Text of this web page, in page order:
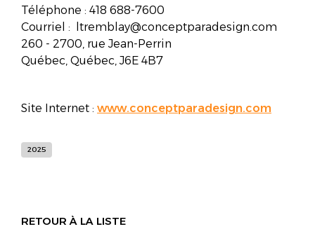
Téléphone : 418 688-7600
Courriel : ltremblay@conceptparadesign.com
260 - 2700, rue Jean-Perrin
Québec, Québec, J6E 4B7
Site Internet : www.conceptparadesign.com
2025
RETOUR À LA LISTE